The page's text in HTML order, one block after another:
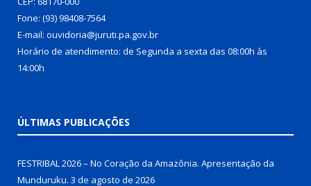
Fone: (93) 98408-7564
E-mail: ouvidoria@juruti.pa.gov.br
Horário de atendimento: de Segunda a sexta das 08:00h às
14:00h
ÚLTIMAS PUBLICAÇÕES
FESTRIBAL 2026 – No Coração da Amazônia. Apresentação da
Munduruku. 3 de agosto de 2026